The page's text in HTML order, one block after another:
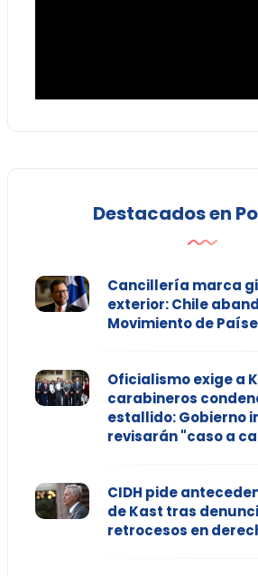
Destacados en
Cancillería marca
exterior: Chile
Movimiento de
Oficialismo exige a
carabineros
estallido: Gobierno
revisarán "caso a
CIDH pide
de Kast tras
retrocesos en